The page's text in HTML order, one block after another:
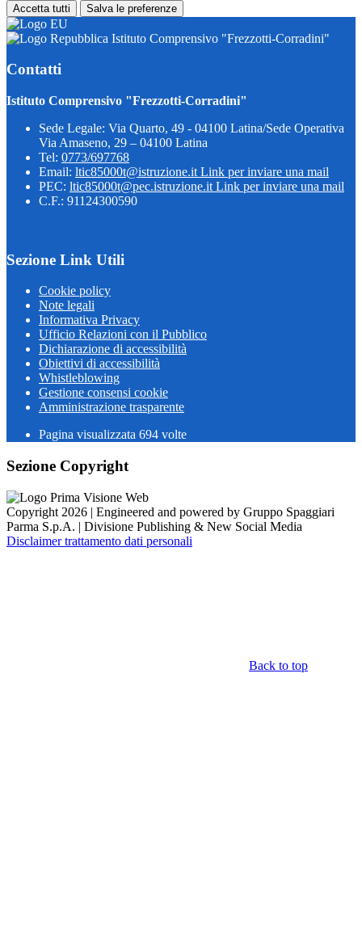
Accetta tutti Salva le preferenze
Istituto Comprensivo "Frezzotti-Corradini"
Contatti
Istituto Comprensivo "Frezzotti-Corradini"
Sede Legale: Via Quarto, 49 - 04100 Latina/Sede Operativa
Via Amaseno, 29 – 04100 Latina
Tel: 0773/697768
Email: ltic85000t@istruzione.it Link per inviare una mail
PEC: ltic85000t@pec.istruzione.it Link per inviare una mail
C.F.: 91124300590
Sezione Link Utili
Cookie policy
Note legali
Informativa Privacy
Ufficio Relazioni con il Pubblico
Dichiarazione di accessibilità
Obiettivi di accessibilità
Whistleblowing
Gestione consensi cookie
Amministrazione trasparente
Pagina visualizzata 694 volte
Sezione Copyright
Copyright 2026 | Engineered and powered by Gruppo Spaggiari
Parma S.p.A. | Divisione Publishing & New Social Media
Disclaimer trattamento dati personali
Back to top